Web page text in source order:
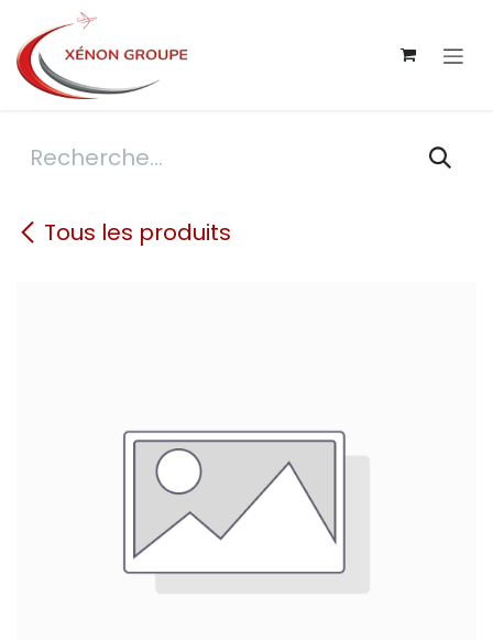
Se rendre au contenu
Tous les produits